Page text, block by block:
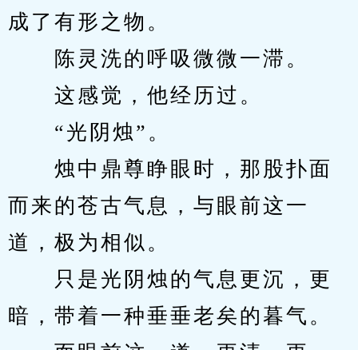
成了有形之物。
陈灵洗的呼吸微微一滞。
这感觉，他经历过。
“光阴烛”。
烛中鼎尊睁眼时，那股扑面
而来的苍古气息，与眼前这一
道，极为相似。
只是光阴烛的气息更沉，更
暗，带着一种垂垂老矣的暮气。